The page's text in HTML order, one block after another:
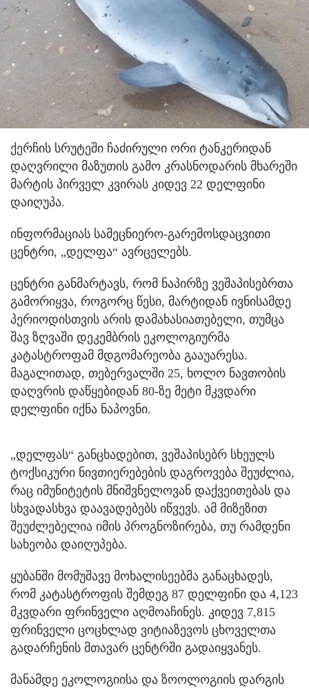
ქერჩის სრუტეში ჩაძირული ორი ტანკერიდან
დაღვრილი მაზუთის გამო კრასნოდარის მხარეში
მარტის პირველ კვირას კიდევ 22 დელფინი
დაიღუპა.
ინფორმაციას სამეცნიერო-გარემოსდაცვითი
ცენტრი, „დელფა“ ავრცელებს.
ცენტრი განმარტავს, რომ ნაპირზე ვეშაპისებრთა
გამორიყვა, როგორც წესი, მარტიდან ივნისამდე
პერიოდისთვის არის დამახასიათებელი, თუმცა
შავ ზღვაში დეკემბრის ეკოლოგიურმა
კატასტროფამ მდგომარეობა გააუარესა.
მაგალითად, თებერვალში 25, ხოლო ნავთობის
დაღვრის დაწყებიდან 80-ზე მეტი მკვდარი
დელფინი იქნა ნაპოვნი.
„დელფას“ განცხადებით, ვეშაპისებრ სხეულს
ტოქსიკური ნივთიერებების დაგროვება შეუძლია,
რაც იმუნიტეტის მნიშვნელოვან დაქვეითებას და
სხვადასხვა დაავადებებს იწვევს. ამ მიზეზით
შეუძლებელია იმის პროგნოზირება, თუ რამდენი
სახეობა დაიღუპება.
ყუბანში მომუშავე მოხალისეებმა განაცხადეს,
რომ კატასტროფის შემდეგ 87 დელფინი და 4,123
მკვდარი ფრინველი აღმოაჩინეს. კიდევ 7,815
ფრინველი ცოცხლად ვიტიაზევოს ცხოველთა
გადარჩენის მთავარ ცენტრში გადაიყვანეს.
მანამდე ეკოლოგიისა და ზოოლოგიის დარგის